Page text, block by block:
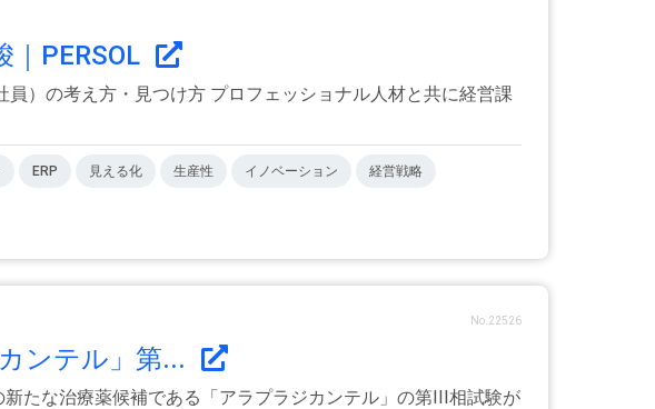
PERSOL
）の考え方・見つけ方 プロフェッショナル人材と共に経営課
ERP 見える化 生産性 イノベーション 経営戦略
No.22526
ンテル」第...
たな治療薬候補である「アラプラジカンテル」の第III相試験が